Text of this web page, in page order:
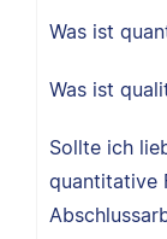
Was ist
Was ist
Sollte ich
quantitative